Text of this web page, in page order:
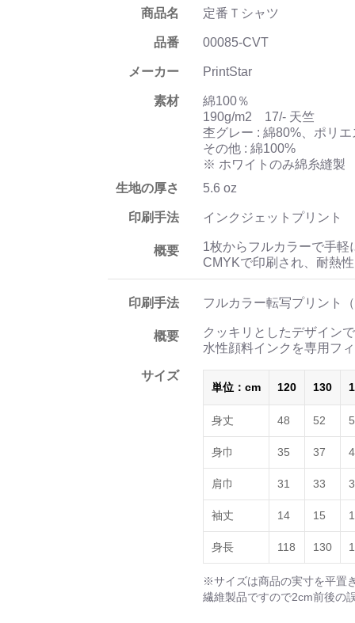
商品名 定番Ｔシャツ
品番 00085-CVT
メーカー PrintStar
素材
綿100％
190g/m2 17/- 天竺
杢グレー : 綿80%、ポリ
その他 : 綿100%
※ ホワイトのみ綿糸縫製
生地の厚さ
5.6 oz
印刷手法 インクジェットプリント
概要
1枚からフルカラーで手
CMYKで印刷され、耐熱
印刷手法 フルカラー転写プリント
概要
クッキリとしたデザイン
水性顔料インクを専用フ
サイズ
単位：cm 120 130
身丈 48 52
身巾 35 37
肩巾 31 33
袖丈 14 15
身長 118 130
※サイズは商品の実寸を平置
繊維製品ですので2cm前後の